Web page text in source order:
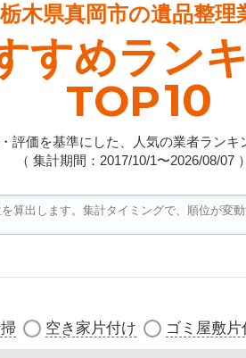
栃木県真岡市の遺品整理
すめラン
TOP10
評価を基準にした、人気の業者ランキ
（ 集計期間：2017/10/1〜2026/08/07）
出します。集計タイミングで、順位が変動
空き家片付け ゴミ屋敷片